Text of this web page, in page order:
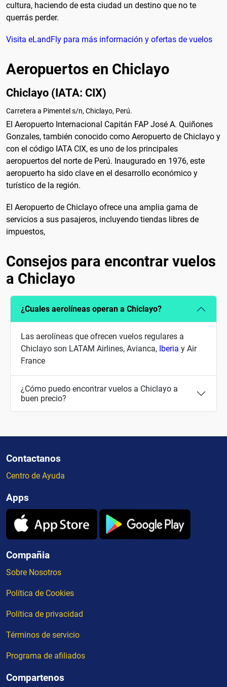
cultura, haciendo de esta ciudad un destino que no te
querrás perder.
Visita eLandFly para más información y ofertas de vuelos
Aeropuertos en Chiclayo
Chiclayo (IATA: CIX)
Carretera a Pimentel s/n, Chiclayo, Perú.
El Aeropuerto Internacional Capitán FAP José A. Quiñones
Gonzales, también conocido como Aeropuerto de Chiclayo y
con el código IATA CIX, es uno de los principales
aeropuertos del norte de Perú. Inaugurado en 1976, este
aeropuerto ha sido clave en el desarrollo económico y
turístico de la región.
El Aeropuerto de Chiclayo ofrece una amplia gama de
servicios a sus pasajeros, incluyendo tiendas libres de
impuestos,
Consejos para encontrar vuelos
a Chiclayo
¿Cuales aerolíneas operan a Chiclayo?
Las aerolíneas que ofrecen vuelos regulares a
Chiclayo son LATAM Airlines, Avianca, Iberia y Air
France
¿Cómo puedo encontrar vuelos a Chiclayo a
buen precio?
Contactanos
Centro de Ayuda
Apps
Compañia
Sobre Nosotros
Política de Cookies
Política de privacidad
Términos de servicio
Programa de afiliados
Compartenos